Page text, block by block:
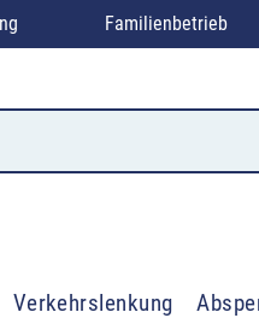
Familienbetrieb
Verkehrslenkung